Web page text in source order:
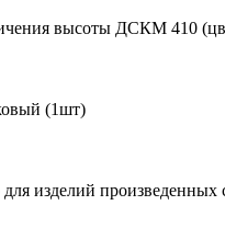
высоты ДСКМ 410
(1шт)
изделий произведенных